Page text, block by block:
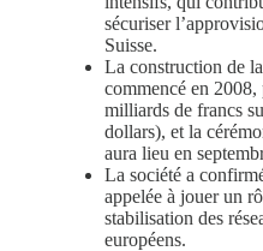
sécuriser
Suisse.
La construction de
commencé en
milliards de francs
dollars), et la
aura lieu en
La société a
appelée à jouer un
stabilisation des
européens.